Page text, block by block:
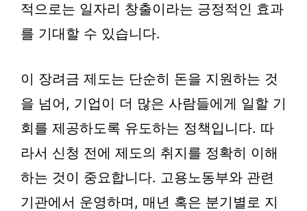
적으로는 일자리 창출이라는 긍정적인 효과
를 기대할 수 있습니다.
이 장려금 제도는 단순히 돈을 지원하는 것
을 넘어, 기업이 더 많은 사람들에게 일할 기
회를 제공하도록 유도하는 정책입니다. 따
라서 신청 전에 제도의 취지를 정확히 이해
하는 것이 중요합니다. 고용노동부와 관련
기관에서 운영하며, 매년 혹은 분기별로 지